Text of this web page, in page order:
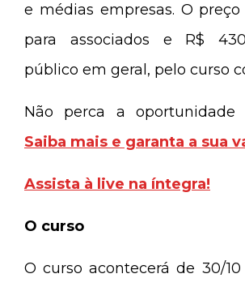
e médias empresas. O
para associados e R$
público em geral, pelo curso
Não perca a oportunidade
Saiba mais e garanta a sua
Assista à live na íntegra!
O curso
O curso acontecerá de 30/10